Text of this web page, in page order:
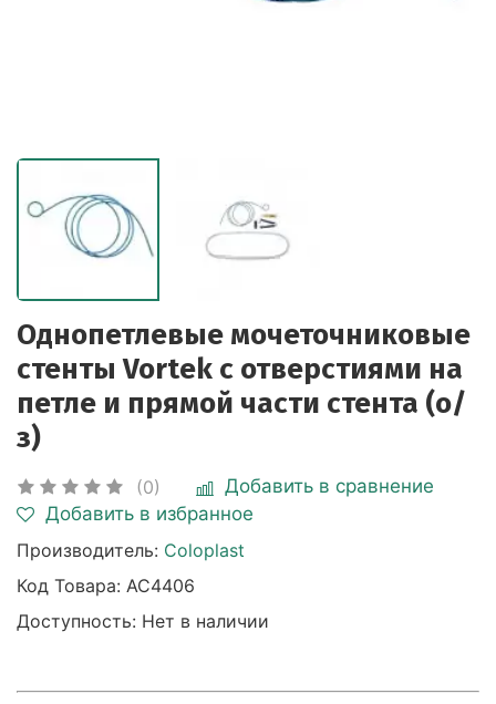
Однопетлевые мочеточниковые
стенты Vortek с отверстиями на
петле и прямой части стента (о/
з)
(0)
Добавить в сравнение
Добавить в избранное
Производитель: Coloplast
Код Товара: AC4406
Доступность: Нет в наличии